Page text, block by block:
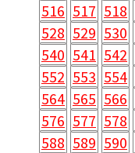
516 517 518
528 529 530
540 541 542
552 553 554
564 565 566
576 577 578
588 589 590